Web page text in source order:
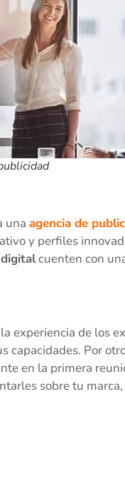
una agencia de
y perfiles
cuenten con
experiencia de los
capacidades. Por
en la primera
sobre tu